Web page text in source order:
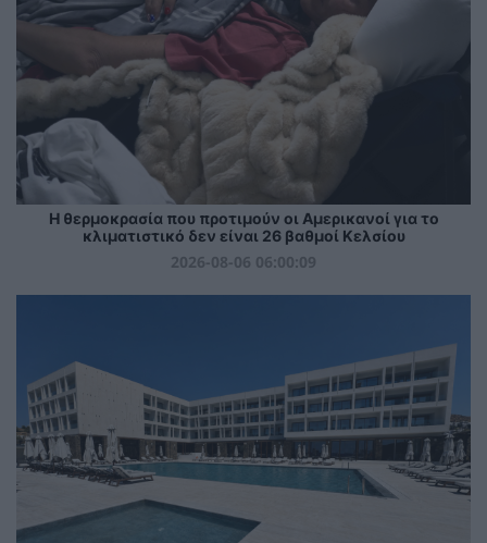
Η θερμοκρασία που προτιμούν οι Αμερικανοί για το
κλιματιστικό δεν είναι 26 βαθμοί Κελσίου
2026-08-06 06:00:09